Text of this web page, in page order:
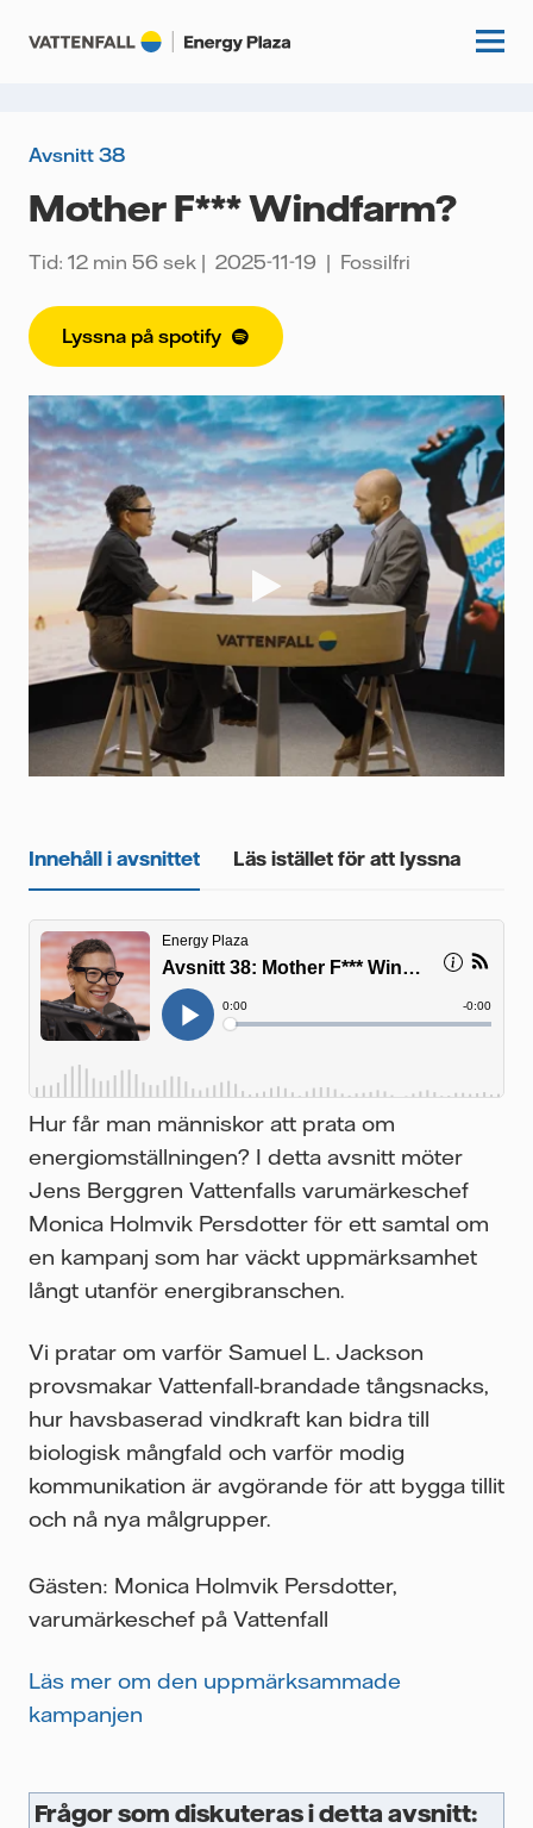
Kunskapshubb
Fördjupning
Guider
Artiklar
Krönikor
Kundcase
Videor
Podcasts
Event
Om oss
Vattenfall.se
Avsnitt 38
Mother F*** Windfarm?
Tid: 12 min 56 sek 2025-11-19 Fossilfri
Lyssna på spotify
Innehåll i avsnittet Läs istället för att lyssna
Hur får man människor att prata om
energiomställningen? I detta avsnitt möter
Jens Berggren Vattenfalls varumärkeschef
Monica Holmvik Persdotter för ett samtal om
en kampanj som har väckt uppmärksamhet
långt utanför energibranschen.
Vi pratar om varför Samuel L. Jackson
provsmakar Vattenfall-brandade tångsnacks,
hur havsbaserad vindkraft kan bidra till
biologisk mångfald och varför modig
kommunikation är avgörande för att bygga tillit
och nå nya målgrupper.
Gästen: Monica Holmvik Persdotter,
varumärkeschef på Vattenfall
Läs mer om den uppmärksammade
kampanjen
Frågor som diskuteras i detta avsnitt: